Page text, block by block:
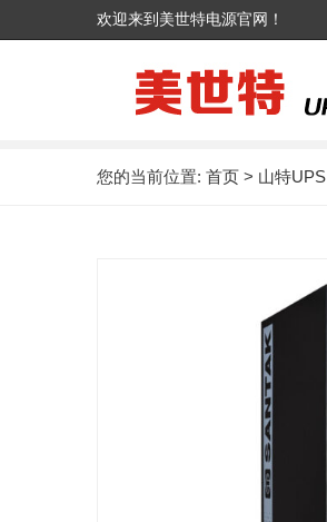
欢迎来到美世特电源官网！
您的当前位置: 首页 > 山特UPS